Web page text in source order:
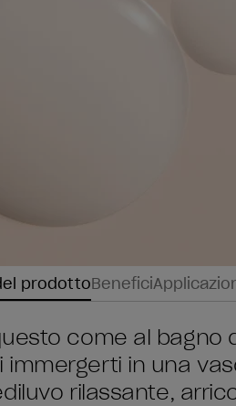
prodottoBenefici
come al bagno
immergerti in una
rilassante,